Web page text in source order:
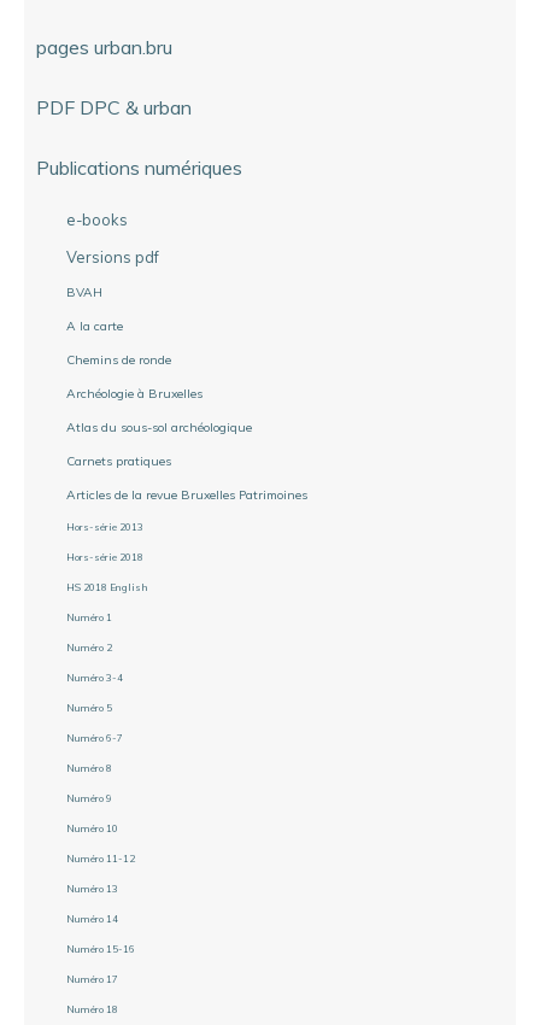
pages urban.bru
PDF DPC & urban
Publications numériques
e-books
Versions pdf
BVAH
A la carte
Chemins de ronde
Archéologie à Bruxelles
Atlas du sous-sol archéologique
Carnets pratiques
Articles de la revue Bruxelles Patrimoines
Hors-série 2013
Hors-série 2018
HS 2018 English
Numéro 1
Numéro 2
Numéro 3-4
Numéro 5
Numéro 6-7
Numéro 8
Numéro 9
Numéro 10
Numéro 11-12
Numéro 13
Numéro 14
Numéro 15-16
Numéro 17
Numéro 18